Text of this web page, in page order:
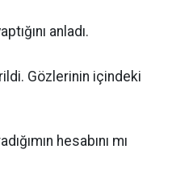
anladı.
Gözlerinin içindeki
hesabını mı